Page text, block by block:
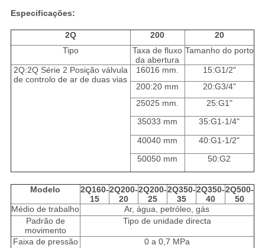
Especificações:
2Q 200
20
Tipo
Taxa de fluxo
da abertura
Tamanho do porto
2Q:2Q Série 2 Posição válvula
de controlo de ar de duas vias
16016 mm.
15:G1/2"
200:20 mm
20:G3/4"
25025 mm.
25:G1"
35033 mm
35:G1-1/4"
40040 mm
40:G1-1/2"
50050 mm
50:G2
Modelo
2Q160-
15
2Q200-
20
2Q200-
25
2Q350-
35
2Q350-
40
2Q500-
50
Médio de trabalho
Ar, água, petróleo, gás
Padrão de
movimento
Tipo de unidade directa
Faixa de pressão
0 a 0,7 MPa